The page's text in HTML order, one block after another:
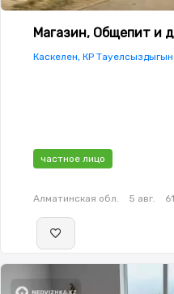
Магазин, Общепит и
Каскелен, КР
частное лицо
Алматинская обл. 5 авг.